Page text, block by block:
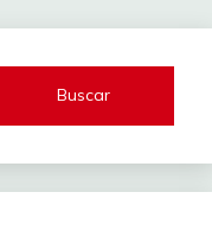
Buscar